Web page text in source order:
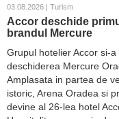
03.08.2026 | Turism
Accor deschide
brandul Mercure
Grupul hotelier Accor si-
deschiderea Mercure
Amplasata in partea de
istoric, Arena Oradea si
devine al 26-lea hotel